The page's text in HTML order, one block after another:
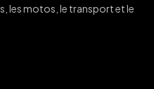
les motos, le transport et le